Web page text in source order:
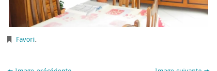
Favori.